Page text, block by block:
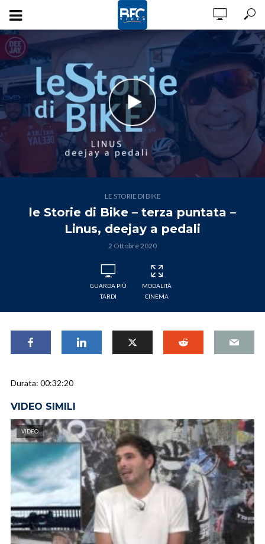
LE STORIE DI BIKE
le Storie di Bike – terza puntata –
Linus, deejay a pedali
2 Ottobre 2020
GUARDA PIÙ
TARDI
MODALITÀ
CINEMA
Durata: 00:32:20
VIDEO SIMILI
VIDEO